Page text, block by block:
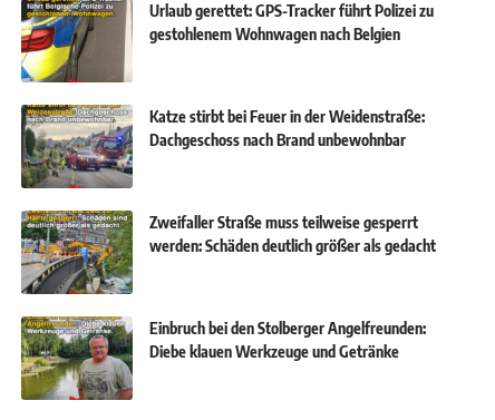
Urlaub gerettet: GPS-Tracker führt Polizei zu
gestohlenem Wohnwagen nach Belgien
Katze stirbt bei Feuer in der Weidenstraße:
Dachgeschoss nach Brand unbewohnbar
Zweifaller Straße muss teilweise gesperrt
werden: Schäden deutlich größer als gedacht
Einbruch bei den Stolberger Angelfreunden:
Diebe klauen Werkzeuge und Getränke